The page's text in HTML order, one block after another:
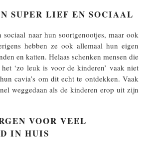
SUPER LIEF EN SOCIAAL
sociaal naar hun soortgenootjes, maar ook
hebben ze ook allemaal hun eigen
en katten. Helaas schenken mensen die
het ‘zo leuk is voor de kinderen’ vaak niet
cavia’s om dit echt te ontdekken. Vaak
weggedaan als de kinderen erop uit zijn
VOOR VEEL
IN HUIS